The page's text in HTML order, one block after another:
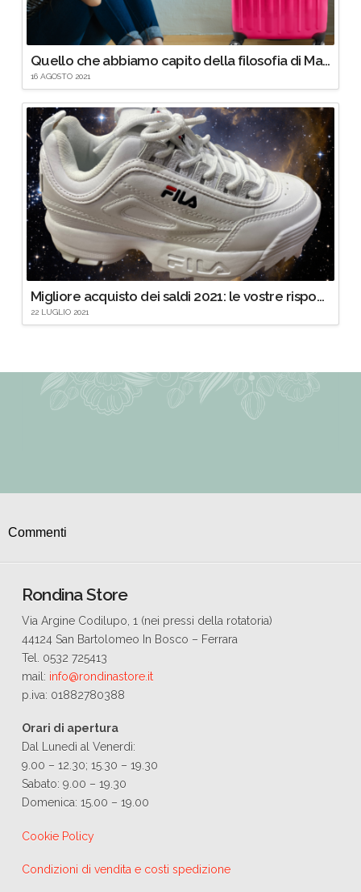
Quello che abbiamo capito della filosofia di Marie Kondo aka come instaurare un’amicizia con il nostro armadio.
16 AGOSTO 2021
Migliore acquisto dei saldi 2021: le vostre risposte al domandone di Instagram
22 LUGLIO 2021
Commenti
Rondina Store
Via Argine Codilupo, 1 (nei pressi della rotatoria)
44124 San Bartolomeo In Bosco – Ferrara
Tel. 0532 725413
mail: info@rondinastore.it
p.iva: 01882780388
Orari di apertura
Dal Lunedì al Venerdì:
9.00 – 12.30; 15.30 – 19.30
Sabato: 9.00 – 19.30
Domenica: 15.00 – 19.00
Cookie Policy
Condizioni di vendita e costi spedizione